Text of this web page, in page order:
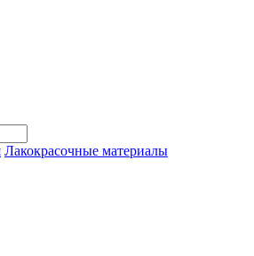
Лакокрасочные материалы